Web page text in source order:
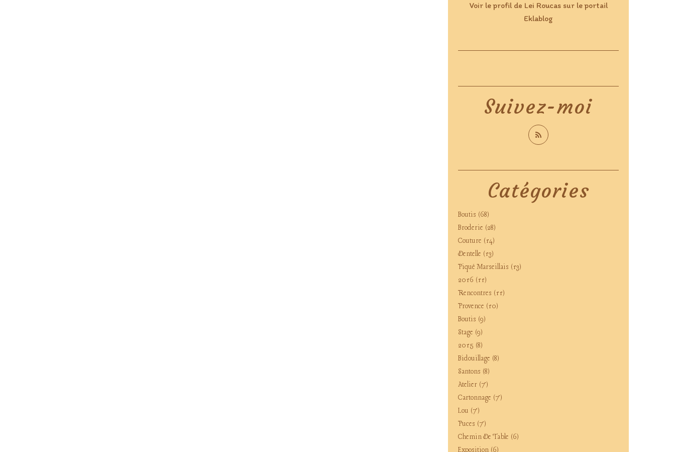
Catégories
Boutis (68)
Broderie (28)
Couture (14)
Dentelle (13)
Piqué Marseillais (13)
2016 (11)
Rencontres (11)
Provence (10)
Boutis (9)
Stage (9)
2015 (8)
Bidouillage (8)
Santons (8)
Atelier (7)
Cartonnage (7)
Lou (7)
Puces (7)
Chemin De Table (6)
Exposition (6)
Suivez-moi
Voir le profil de Lei Roucassur le portail
Eklablog